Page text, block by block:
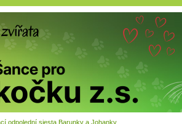
odpolední siesta Barunky a Johanky